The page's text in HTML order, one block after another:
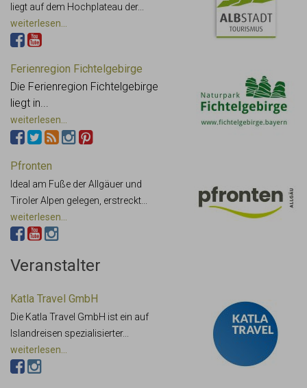
liegt auf dem Hochplateau der...
weiterlesen...
Ferienregion Fichtelgebirge
Die Ferienregion Fichtelgebirge
liegt in...
weiterlesen...
Pfronten
Ideal am Fuße der Allgäuer und
Tiroler Alpen gelegen, erstreckt...
weiterlesen...
Veranstalter
Katla Travel GmbH
Die Katla Travel GmbH ist ein auf
Islandreisen spezialisierter...
weiterlesen...